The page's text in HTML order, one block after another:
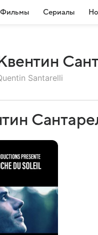
Фильмы Сериалы
Santarelli